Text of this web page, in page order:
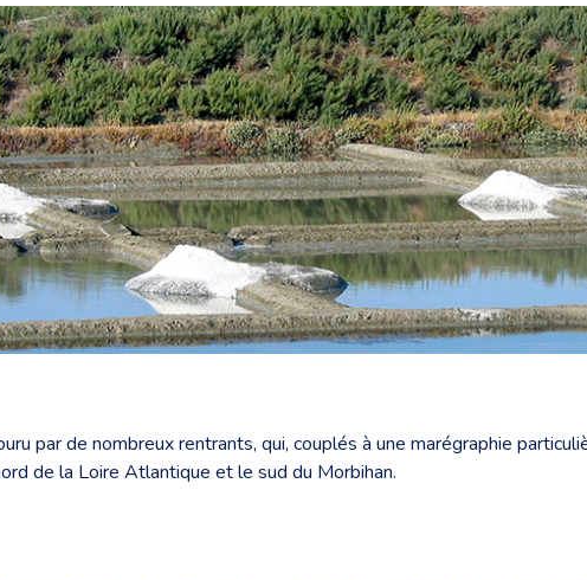
par de nombreux rentrants, qui, couplés à une marégraphie
de la Loire Atlantique et le sud du Morbihan.